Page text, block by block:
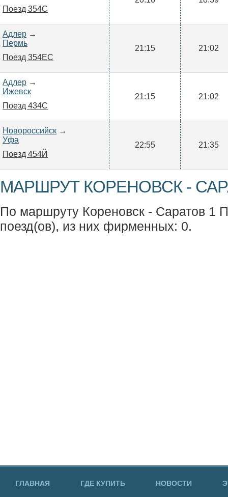
Поезд 354С
Адлер →
Пермь
Поезд 354ЕС
21:15 21:02
Адлер →
Ижевск
Поезд 434С
21:15 21:02
Новороссийск →
Уфа
Поезд 454Й
22:55 21:35
МАРШРУТ КОРЕНОВСК -
По маршруту Кореновск - Саратов 1
поезд(ов), из них фирменных: 0.
ГЛАВНАЯ ГДЕ КУПИТЬ НОВОСТИ